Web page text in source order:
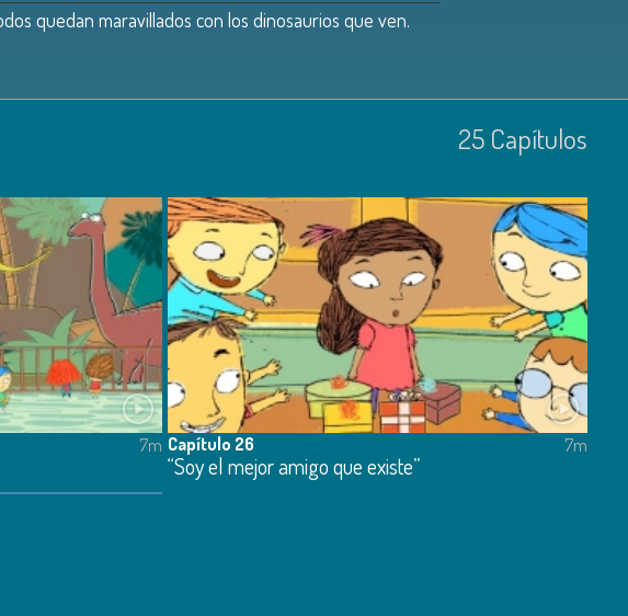
quedan maravillados con los dinosaurios que ven.
25 Capí­tulos
7m Capítulo 26
“Soy el mejor amigo que existe”
7m